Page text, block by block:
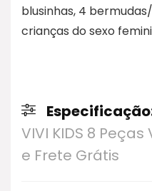
blusinhas, 4
crianças do sexo
VIVI KIDS 8
e Frete Grátis